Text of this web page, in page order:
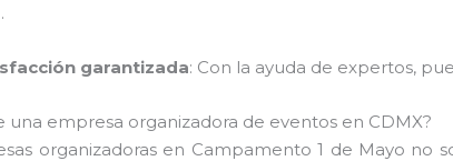
garantizada: Con la ayuda de expertos,
una empresa organizadora de eventos en CDMX?
organizadoras en Campamento 1 de Mayo no